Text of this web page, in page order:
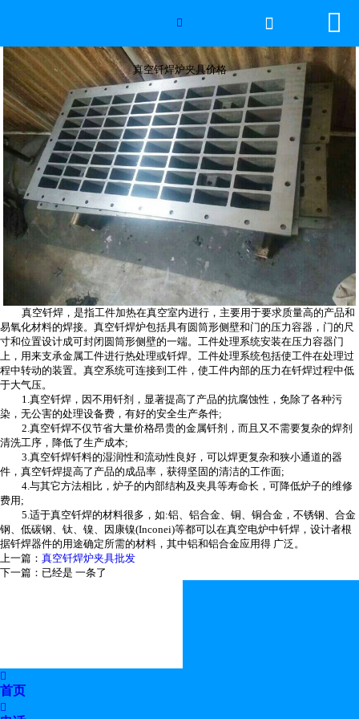
网站首页
2026年国际足联世界杯
产品中心
服务优势
新闻资讯
工程案例
厂容厂景
荣誉资质
联系我们

真空钎焊炉夹具价格
 
真空钎焊炉夹具价格
真空钎焊，是指工件加热在真空室内进行，主要用于要求质量高的产品和
易氧化材料的焊接。真空钎焊炉包括具有圆筒形侧壁和门的压力容器，门的尺
寸和位置设计成可封闭圆筒形侧壁的一端。工件处理系统安装在压力容器门
上，用来支承金属工件进行热处理或钎焊。工件处理系统包括使工件在处理过
程中转动的装置。真空系统可连接到工件，使工件内部的压力在钎焊过程中低
于大气压。
1.真空钎焊，因不用钎剂，显著提高了产品的抗腐蚀性，免除了各种污
染，无公害的处理设备费，有好的安全生产条件;
2.真空钎焊不仅节省大量价格昂贵的金属钎剂，而且又不需要复杂的焊剂
清洗工序，降低了生产成本;
3.真空钎焊钎料的湿润性和流动性良好，可以焊更复杂和狭小通道的器
件，真空钎焊提高了产品的成品率，获得坚固的清洁的工作面;
4.与其它方法相比，炉子的内部结构及夹具等寿命长，可降低炉子的维修
费用;
5.适于真空钎焊的材料很多，如:铝、铝合金、铜、铜合金，不锈钢、合金
钢、低碳钢、钛、镍、因康镍(Inconei)等都可以在真空电炉中钎焊，设计者根
据钎焊器件的用途确定所需的材料，其中铝和铝合金应用得 广泛。
上一篇： 真空钎焊炉夹具批发
下一篇：已经是 一条了

首页
